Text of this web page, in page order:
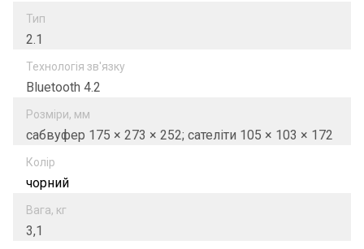
Тип
2.1
Технологія зв'язку
Bluetooth 4.2
Розміри, мм
сабвуфер 175 × 273 × 252; сателіти 105 × 103 × 172
Колір
чорний
Вага, кг
3,1